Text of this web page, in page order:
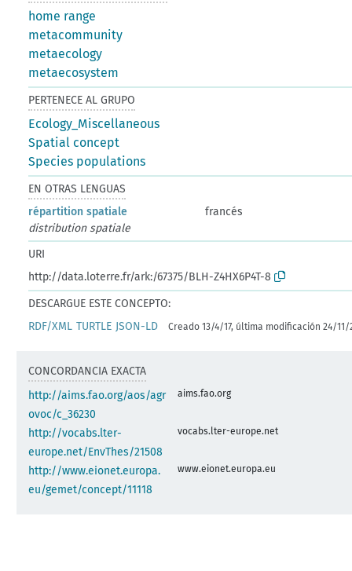
home range
metacommunity
metaecology
metaecosystem
PERTENECE AL GRUPO
Ecology_Miscellaneous
Spatial concept
Species populations
EN OTRAS LENGUAS
répartition spatiale
francés
distribution spatiale
URI
http://data.loterre.fr/ark:/67375/BLH-Z4HX6P4T-8
DESCARGUE ESTE CONCEPTO:
RDF/XML TURTLE JSON-LD Creado 13/4/17, última modificación 24/11/
CONCORDANCIA EXACTA
http://aims.fao.org/aos/agr
ovoc/c_36230
aims.fao.org
http://vocabs.lter-
europe.net/EnvThes/21508
vocabs.lter-europe.net
http://www.eionet.europa.
eu/gemet/concept/11118
www.eionet.europa.eu